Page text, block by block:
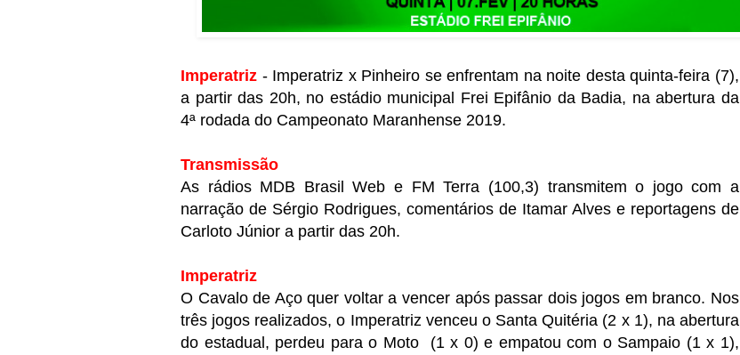
Imperatriz - Imperatriz x Pinheiro se enfrentam na noite desta quinta-feira (7),
a partir das 20h, no estádio municipal Frei Epifânio da Badia, na abertura da
4ª rodada do Campeonato Maranhense 2019.
Transmissão
As rádios MDB Brasil Web e FM Terra (100,3) transmitem o jogo com a
narração de Sérgio Rodrigues, comentários de Itamar Alves e reportagens de
Carloto Júnior a partir das 20h.
Imperatriz
O Cavalo de Aço quer voltar a vencer após passar dois jogos em branco. Nos
três jogos realizados, o Imperatriz venceu o Santa Quitéria (2 x 1), na abertura
do estadual, perdeu para o Moto (1 x 0) e empatou com o Sampaio (1 x 1),